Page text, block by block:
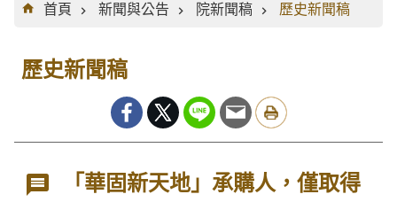
首頁
新聞與公告 院新聞稿 歷史新聞稿
歷史新聞稿
「華固新天地」承購人，僅取得